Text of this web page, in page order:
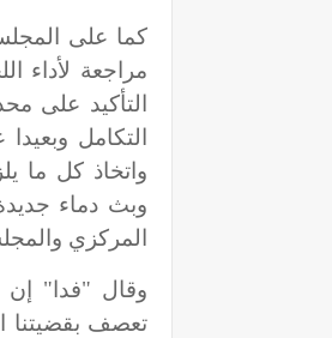
كما على
مراجعة لأداء
التأكيد على
التكامل
واتخاذ كل ما
وبث دماء
المركزي
وقال "فدا" إن
تعصف بقضيتنا